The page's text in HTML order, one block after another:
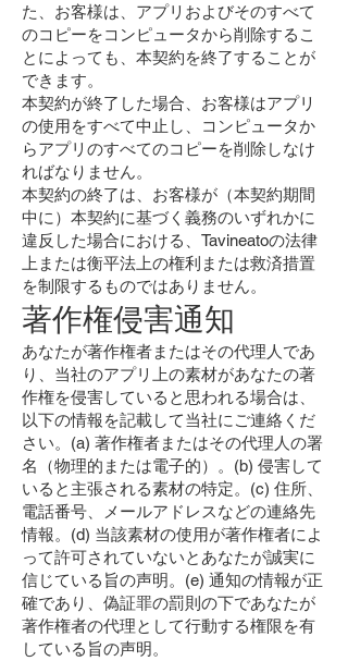
た、お客様は、アプリおよびそのすべて
のコピーをコンピュータから削除するこ
とによっても、本契約を終了することが
できます。
本契約が終了した場合、お客様はアプリ
の使用をすべて中止し、コンピュータか
らアプリのすべてのコピーを削除しなけ
ればなりません。
本契約の終了は、お客様が（本契約期間
中に）本契約に基づく義務のいずれかに
違反した場合における、Tavineatoの法律
上または衡平法上の権利または救済措置
を制限するものではありません。
著作権侵害通知
あなたが著作権者またはその代理人であ
り、当社のアプリ上の素材があなたの著
作権を侵害していると思われる場合は、
以下の情報を記載して当社にご連絡くだ
さい。(a) 著作権者またはその代理人の署
名（物理的または電子的）。(b) 侵害して
いると主張される素材の特定。(c) 住所、
電話番号、メールアドレスなどの連絡先
情報。(d) 当該素材の使用が著作権者によ
って許可されていないとあなたが誠実に
信じている旨の声明。(e) 通知の情報が正
確であり、偽証罪の罰則の下であなたが
著作権者の代理として行動する権限を有
している旨の声明。